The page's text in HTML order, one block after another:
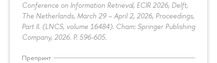
Conference on Information Retrieval, ECIR 2026, Delft,
The Netherlands, March 29 – April 2, 2026, Proceedings,
Part II. (LNCS, volume 16484). Cham: Springer Publishing
Company, 2026. P. 596-605.
Препринт